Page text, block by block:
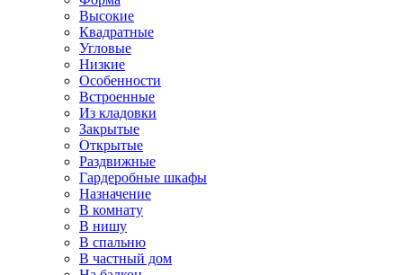
Высокие
Квадратные
Угловые
Низкие
Особенности
Встроенные
Из кладовки
Закрытые
Открытые
Раздвижные
Гардеробные шкафы
Назначение
В комнату
В нишу
В спальню
В частный дом